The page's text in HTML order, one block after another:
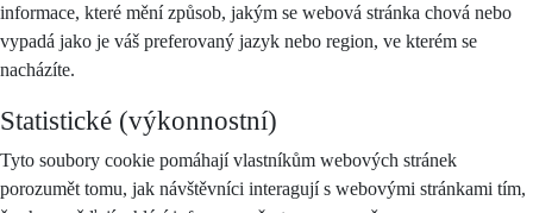
informace, které mění způsob, jakým se webová stránka chová nebo
vypadá jako je váš preferovaný jazyk nebo region, ve kterém se
nacházíte.
Statistické (výkonnostní)
Tyto soubory cookie pomáhají vlastníkům webových stránek
porozumět tomu, jak návštěvníci interagují s webovými stránkami tím,